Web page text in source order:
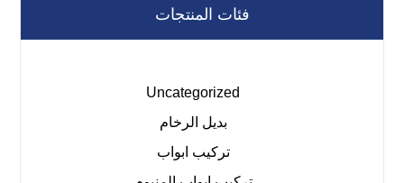
فئات المنتجات
Uncategorized
بديل الرخام
تركيب ابواب